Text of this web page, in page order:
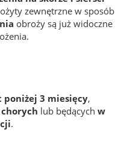
zewnętrzne w sposób
obroży są już widoczne
poniżej 3 miesięcy,
lub będących w
.